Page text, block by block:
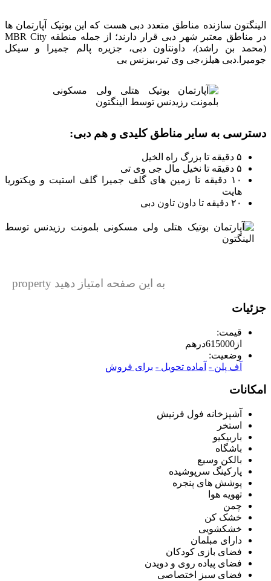
الینگتون سازنده مناطق متعدد دبی هست که این بوتیک آپارتمان ها
در مناطق معتبر شهر دبی قرار دارند؛ از جمله منطقه MBR City
(محمد بن راشد)، داونتاون دبی، جزیره پالم جمیرا و سیکل
جومیرا.دبی هیلز،جی وی تیر،بیزنس بی
دسترسی به سایر مناطق کلیدی و هم دبی:
۵ دقیقه تا بزرگ راه الخیل
۵ دقیقه تا نخیل مال جی وی تی
۱۰ دقیقه تا زمین های گلف جمیرا گلف استیت و ویکتوریا
هایت
۲۰ دقیقه تا داون تاون دبی
به این صفحه امتیاز دهید property
جزئیات
قیمت:
از 615000درهم
وضعیت:
آف پلن - آماده تحویل - برای فروش
امکانات
آشپزخانه فول فرنیش
استخر
باربیکیو
باشگاه
بالکن وسیع
پارکینگ سرپوشیده
پوشش های پنجره
تهویه هوا
چمن
خشک کن
خشکشویی
دارای مبلمان
فضای بازی کودکان
فضای پیاده روی و دویدن
فضای سبز اختصاصی